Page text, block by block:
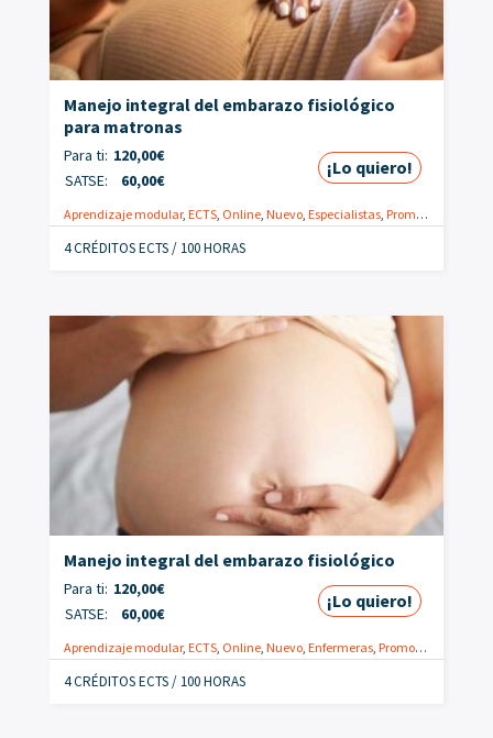
Manejo integral del embarazo fisiológico
para matronas
Para ti: 120,00€
SATSE:
60,00€
¡Lo quiero!
Aprendizaje modular, ECTS, Online, Nuevo, Especialistas, Promoción
4 CRÉDITOS ECTS / 100 HORAS
Manejo integral del embarazo fisiológico
Para ti: 120,00€
SATSE:
60,00€
¡Lo quiero!
Aprendizaje modular, ECTS, Online, Nuevo, Enfermeras, Promoción
4 CRÉDITOS ECTS / 100 HORAS